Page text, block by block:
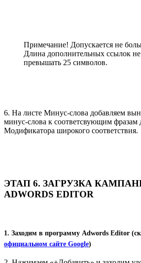
Примечание! Допускается не
Длина дополнительных ссылок
превышать 25 символов.
6. На листе Минус-слова добавляем
минус-слова к соответсвующим фразам
Модификатора широкого соответствия.
ЭТАП 6. ЗАГРУЗКА
ADWORDS EDITOR
1. Заходим в программу Adwords Editor
официальном сайте Google)